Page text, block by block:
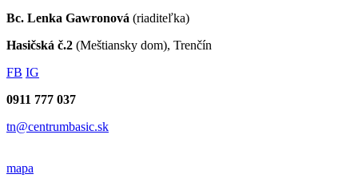
Bc. Lenka Gawronová (riaditeľka)
Hasičská č.2 (Meštiansky dom), Trenčín
FB IG
0911 777 037
tn@centrumbasic.sk
mapa